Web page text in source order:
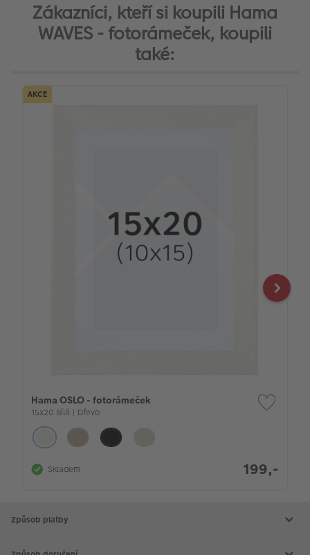
Zákazníci, kteří si koupili Hama
WAVES - fotorámeček, koupili
také:
AKCE
Hama OSLO - fotorámeček
15x20 Bílá | Dřevo
Skladem 199,-
Způsob platby